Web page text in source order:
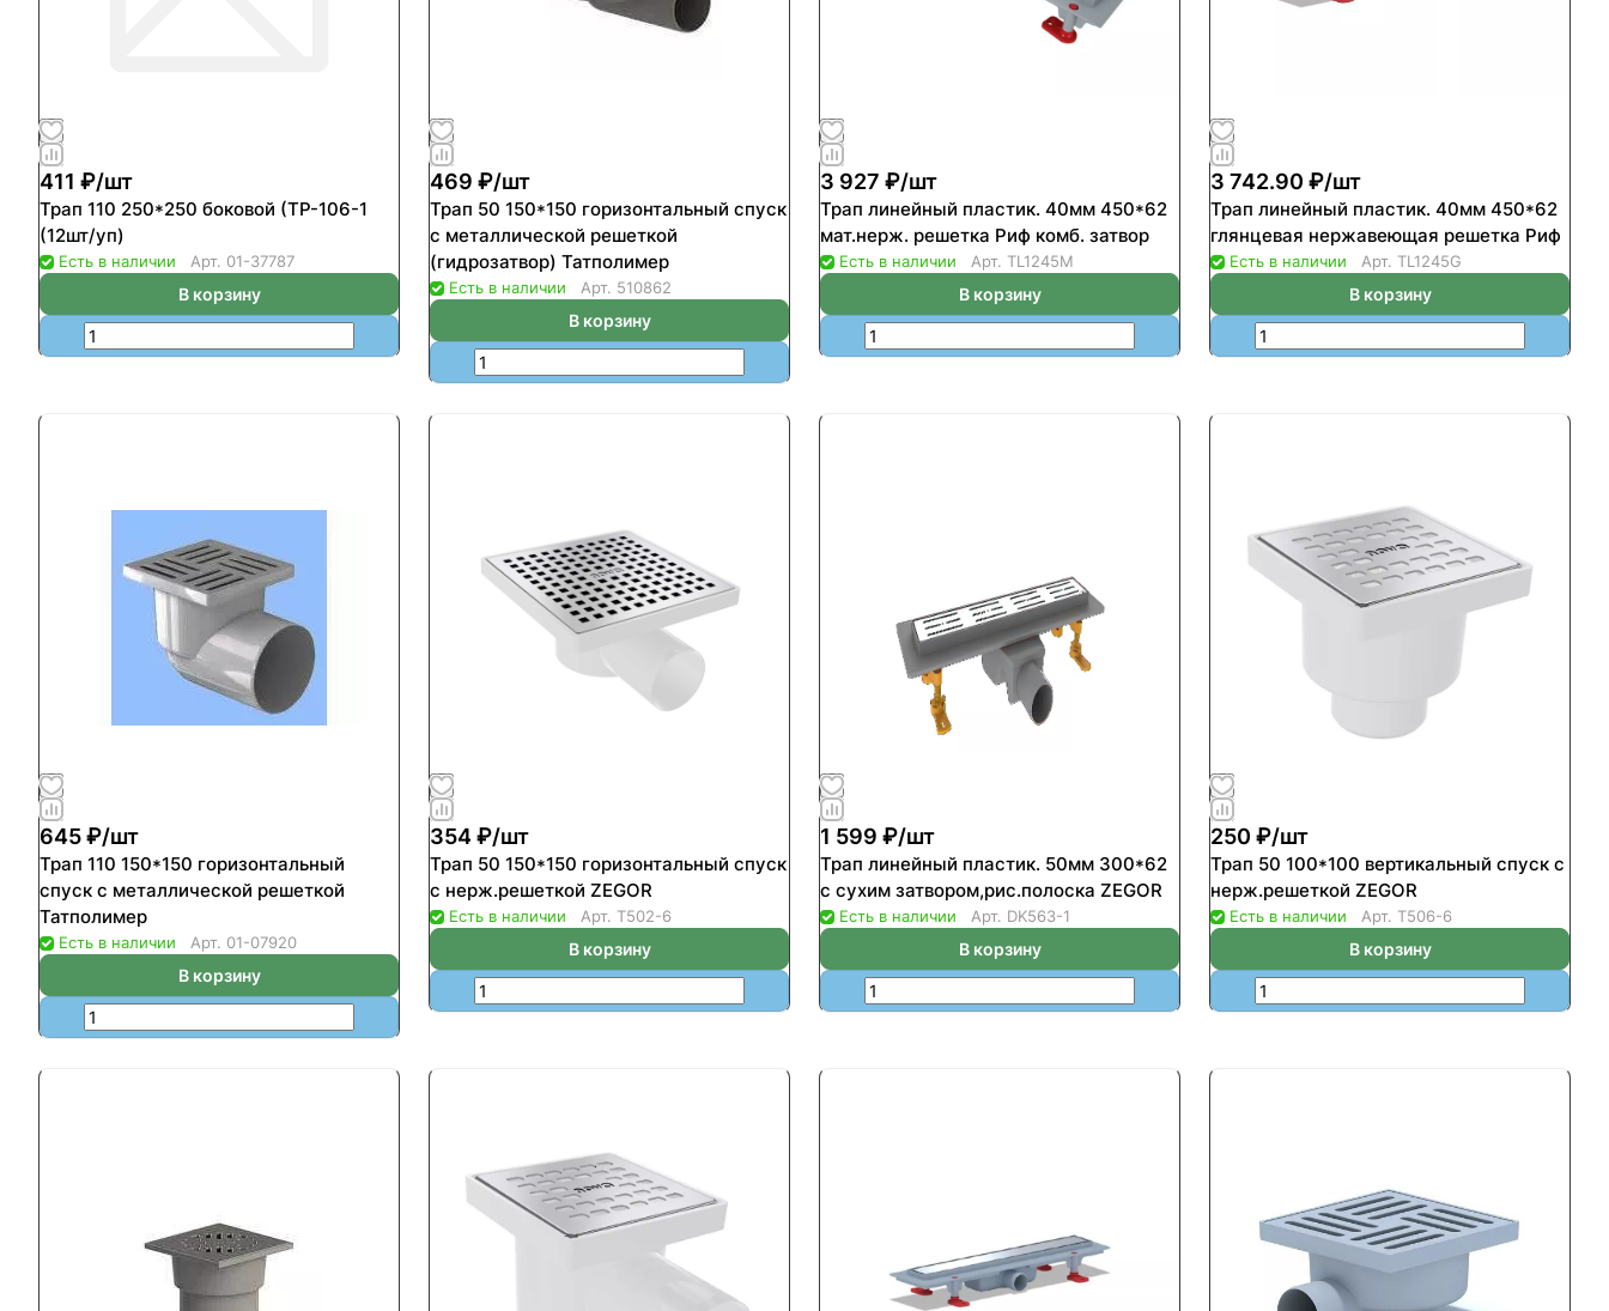
411 ₽/шт
Трап 110 250*250 боковой (ТР-106-1
(12шт/уп)
Есть в наличии Арт. 01-37787
В корзину
469 ₽/шт
Трап 50 150*150 горизонтальный спуск
с металлической решеткой
(гидрозатвор) Татполимер
Есть в наличии Арт. 510862
В корзину
3 927 ₽/шт
Трап линейный пластик. 40мм 450*62
мат.нерж. решетка Риф комб. затвор
Есть в наличии Арт. TL1245M
В корзину
3 742.90 ₽/шт
Трап линейный пластик. 40мм 450*62
глянцевая нержавеющая решетка Риф
Есть в наличии Арт. TL1245G
В корзину
645 ₽/шт
Трап 110 150*150 горизонтальный
спуск с металлической решеткой
Татполимер
Есть в наличии Арт. 01-07920
В корзину
354 ₽/шт
Трап 50 150*150 горизонтальный спуск
с нерж.решеткой ZEGOR
Есть в наличии Арт. T502-6
В корзину
1 599 ₽/шт
Трап линейный пластик. 50мм 300*62
с сухим затвором,рис.полоска ZEGOR
Есть в наличии Арт. DK563-1
В корзину
250 ₽/шт
Трап 50 100*100 вертикальный спуск с
нерж.решеткой ZEGOR
Есть в наличии Арт. T506-6
В корзину